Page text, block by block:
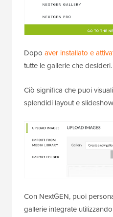
Dopo aver installato e
tutte le gallerie che desideri.
Ciò significa che puoi
splendidi layout e
Con NextGEN, puoi
gallerie integrate